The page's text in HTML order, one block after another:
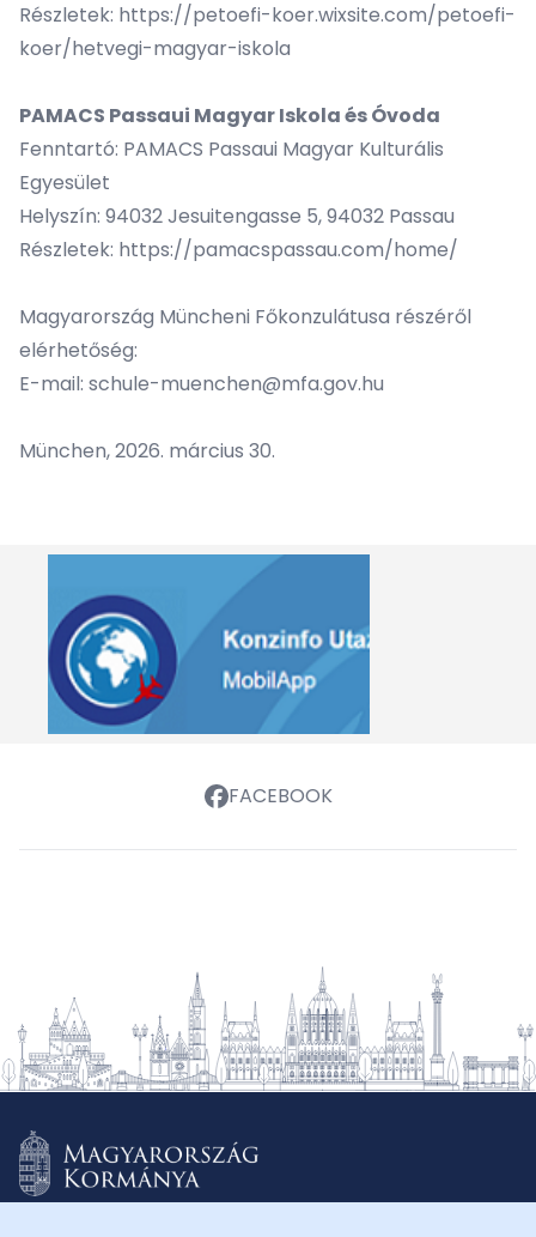
Részletek: https://petoefi-koer.wixsite.com/petoefi-
koer/hetvegi-magyar-iskola
PAMACS Passaui Magyar Iskola és Óvoda
Fenntartó: PAMACS Passaui Magyar Kulturális
Egyesület
Helyszín: 94032 Jesuitengasse 5, 94032 Passau
Részletek: https://pamacspassau.com/home/
Magyarország Müncheni Főkonzulátusa részéről
elérhetőség:
E-mail: schule-muenchen@mfa.gov.hu
München, 2026. március 30.
FACEBOOK